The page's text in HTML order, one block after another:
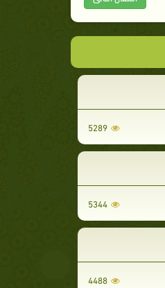
5289
5344
4488